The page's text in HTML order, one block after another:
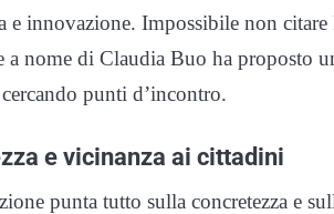
e innovazione. Impossibile non
a nome di Claudia Buo ha proposto
punti d’incontro.
e vicinanza ai cittadini
punta tutto sulla concretezza e